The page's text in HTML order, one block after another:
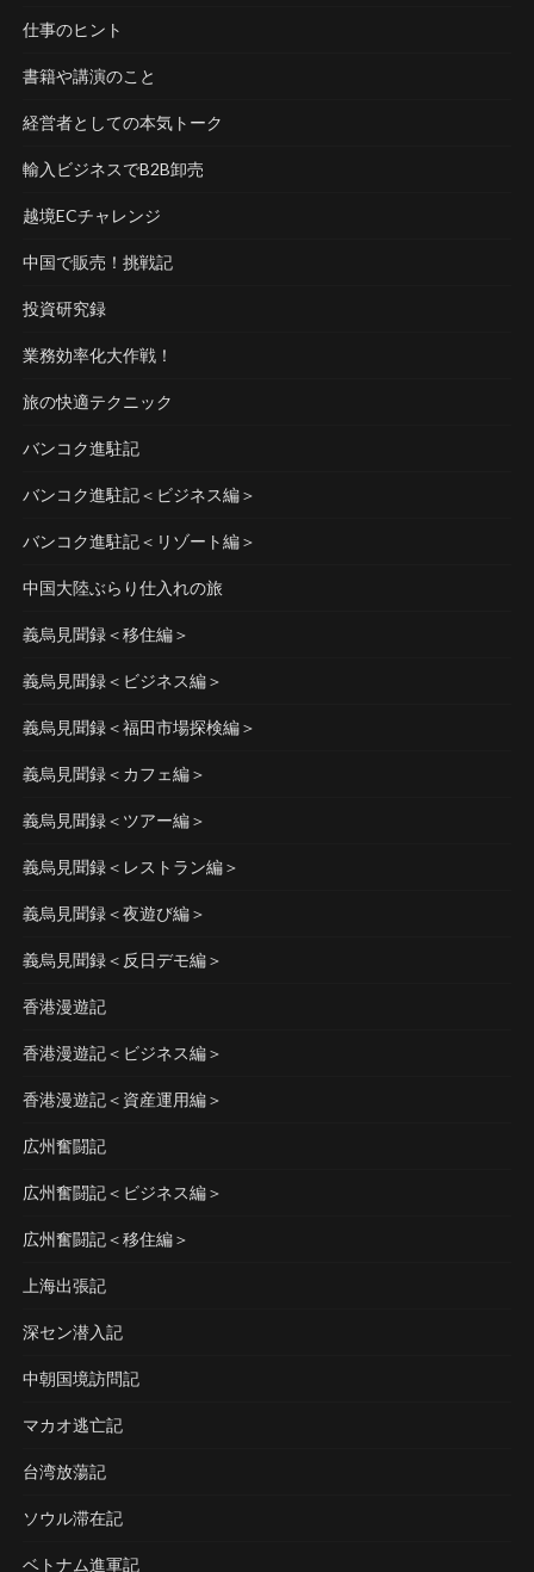
仕事のヒント
書籍や講演のこと
経営者としての本気トーク
輸入ビジネスでB2B卸売
越境ECチャレンジ
中国で販売！挑戦記
投資研究録
業務効率化大作戦！
旅の快適テクニック
バンコク進駐記
バンコク進駐記＜ビジネス編＞
バンコク進駐記＜リゾート編＞
中国大陸ぶらり仕入れの旅
義烏見聞録＜移住編＞
義烏見聞録＜ビジネス編＞
義烏見聞録＜福田市場探検編＞
義烏見聞録＜カフェ編＞
義烏見聞録＜ツアー編＞
義烏見聞録＜レストラン編＞
義烏見聞録＜夜遊び編＞
義烏見聞録＜反日デモ編＞
香港漫遊記
香港漫遊記＜ビジネス編＞
香港漫遊記＜資産運用編＞
広州奮闘記
広州奮闘記＜ビジネス編＞
広州奮闘記＜移住編＞
上海出張記
深セン潜入記
中朝国境訪問記
マカオ逃亡記
台湾放蕩記
ソウル滞在記
ベトナム進軍記